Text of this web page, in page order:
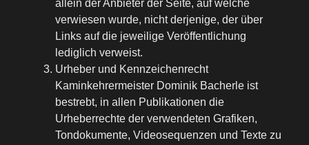
allein der Anbieter der Seite, auf welche
verwiesen wurde, nicht derjenige, der über
Links auf die jeweilige Veröffentlichung
lediglich verweist.
Urheber und Kennzeichenrecht
Kaminkehrermeister Dominik Bacherle ist
bestrebt, in allen Publikationen die
Urheberrechte der verwendeten Grafiken,
Tondokumente, Videosequenzen und Texte zu